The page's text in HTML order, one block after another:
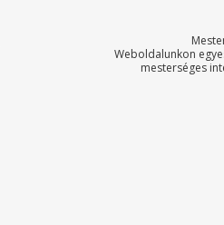
Weboldalunkon
mesterséges